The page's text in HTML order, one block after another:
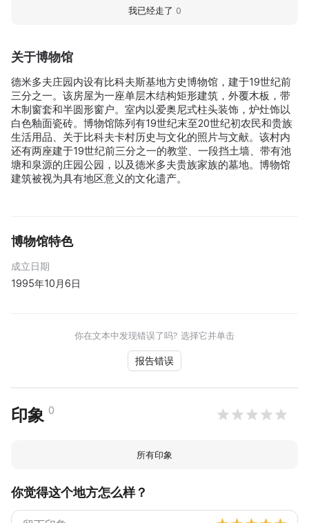
关于博物馆
德米多夫庄园内设有比科夫斯基地方史博物馆，建于19世纪前
三分之一。该房屋为一座单层木结构矩形建筑，外覆木板，带
木制窗套和半圆形窗户。室内以爱奥尼式柱头装饰，炉灶饰以
白色釉面瓷砖。博物馆陈列有19世纪末至20世纪初农民和贵族
生活用品、关于比科夫卡村历史与文化的照片与文献。该村内
还有两座建于19世纪前三分之一的教堂、一段挡土墙、带有池
塘和泉源的庄园公园，以及德米多夫贵族家族的墓地。博物馆
建筑被视为具有地区意义的文化遗产。
博物馆特色
成立日期
1995年10月6日
你在文本中发现错误了吗? 选择它并单击
报告错误
印象 0
所有印象
你觉得这个地方怎么样？
我已经走了 0